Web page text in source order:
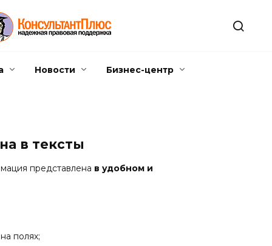
Новости Бизнес-центр
в тексты
представлена в удобном и
полях;